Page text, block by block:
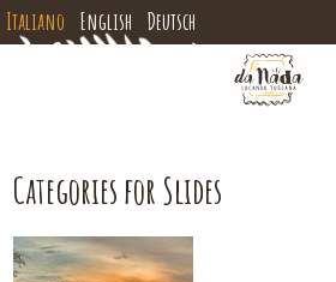
Italiano English Deutsch
Categories for Slides